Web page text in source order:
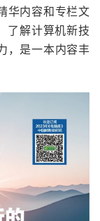
华内容和专栏文
了解计算机新技
，是一本内容丰